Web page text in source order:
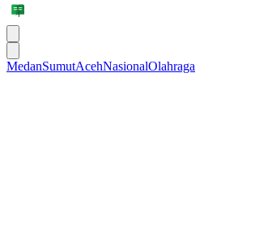
MedanSumutAcehNasionalOlahraga